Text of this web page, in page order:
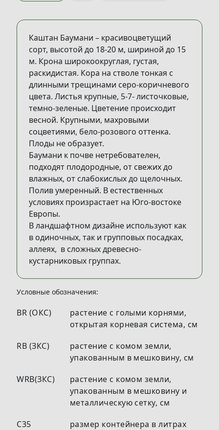
Каштан Баумани – красивоцветущий
сорт, высотой до 18-20 м, шириной до 15
м. Крона широкоокруглая, густая,
раскидистая. Кора на стволе тонкая с
длинными трещинами серо-коричневого
цвета. Листья крупные, 5-7- листочковые,
темно-зеленые. Цветение происходит
весной. Крупными, махровыми
соцветиями, бело-розового оттенка.
Плоды не образует.
Баумани к почве нетребователен,
подходят плодородные, от свежих до
влажных, от слабокислых до щелочных.
Полив умеренный. В естественных
условиях произрастает на Юго-востоке
Европы.
В ландшафтном дизайне используют как
в одиночных, так и групповых посадках,
аллеях, в сложных древесно-
кустарниковых группах.
Условные обозначения:
BR (ОКС)
растение с голыми корнями,
открытая корневая система, см
RB (ЗКС)
растение с комом земли,
упакованным в мешковину, см
WRB(ЗКС)
растение с комом земли,
упакованным в мешковину и
металлическую сетку, см
С35
размер контейнера в литрах